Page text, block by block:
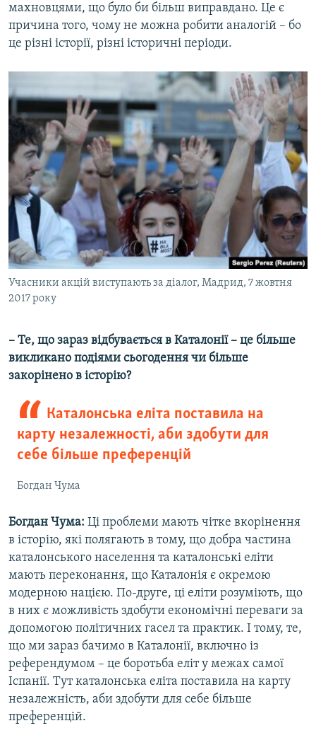
махновцями, що було би більш виправдано. Це є
причина того, чому не можна робити аналогій – бо
це різні історії, різні історичні періоди.
Учасники акцій виступають за діалог, Мадрид, 7 жовтня
2017 року
– Те, що зараз відбувається в Каталонії – це більше
викликано подіями сьогодення чи більше
закорінено в історію?
Каталонська еліта поставила на
карту незалежності, аби здобути для
себе більше преференцій
Богдан Чума
Богдан Чума: Ці проблеми мають чітке вкорінення
в історію, які полягають в тому, що добра частина
каталонського населення та каталонські еліти
мають переконання, що Каталонія є окремою
модерною нацією. По-друге, ці еліти розуміють, що
в них є можливість здобути економічні переваги за
допомогою політичних гасел та практик. І тому, те,
що ми зараз бачимо в Каталонії, включно із
референдумом – це боротьба еліт у межах самої
Іспанії. Тут каталонська еліта поставила на карту
незалежність, аби здобути для себе більше
преференцій.